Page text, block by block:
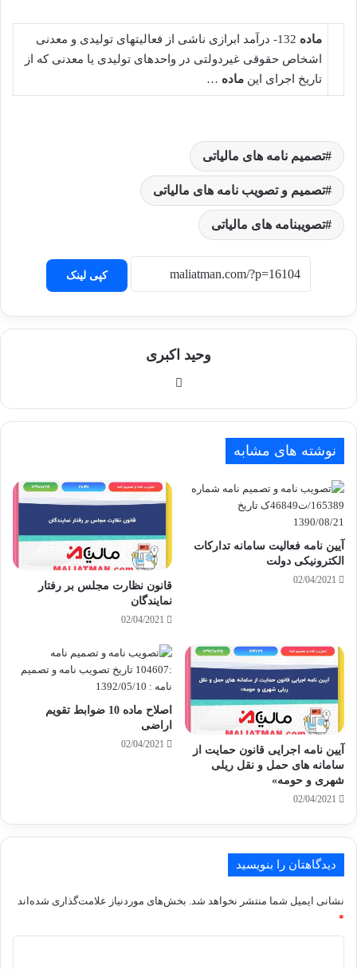
ماده
132- درآمد ابرازی ناشی از فعالیت­های ‌تولیدی و معدنی
اشخاص حقوقی غیردولتی در واحدهای تولیدی یا معدنی که از
تاریخ اجرای اینماده …
تصمیم نامه های مالیاتی
تصمیم و تصویب نامه های مالیاتی
تصویبنامه های مالیاتی
کپی لینک
وحید اکبری
نوشته های مشابه
آیین نامه فعالیت سامانه تدارکات
الکترونیکی دولت
02/04/2021
قانون نظارت مجلس بر رفتار
نمایندگان
02/04/2021
آیین نامه اجرایی قانون حمایت از
سامانه های حمل و نقل ریلی
شهری و حومه»
02/04/2021
اصلاح ماده 10 ضوابط تقویم
اراضی
02/04/2021
دیدگاهتان را بنویسید
نشانی ایمیل شما منتشر نخواهد شد. بخش‌های موردنیاز علامت‌گذاری شده‌اند
*